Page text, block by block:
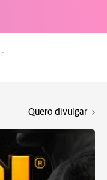
Quero divulgar